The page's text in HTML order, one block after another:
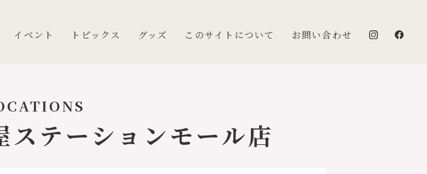
イベント トピックス グッズ このサイトについて お問い合わせ
テーションモール店